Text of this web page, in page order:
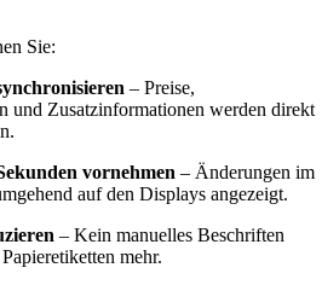
Sie:
– Preise,
und Zusatzinformationen werden direkt
vornehmen – Änderungen im
auf den Displays angezeigt.
– Kein manuelles Beschriften
mehr.